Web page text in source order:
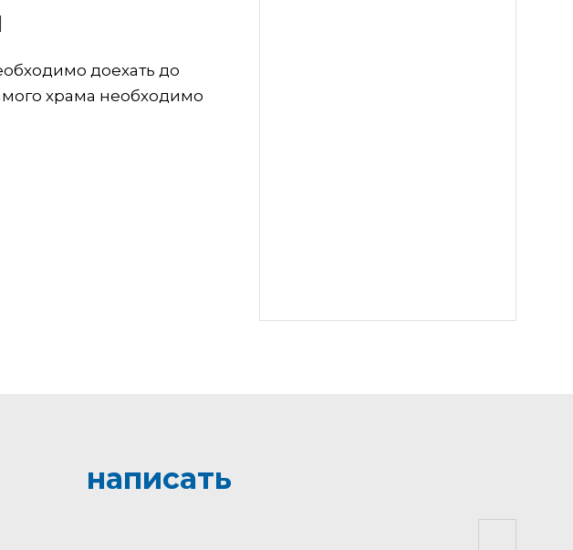
доехать до
храма необходимо
написать